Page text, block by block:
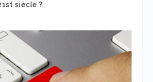
st siècle ?